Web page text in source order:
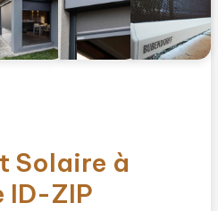
Solaire à
ID-ZIP